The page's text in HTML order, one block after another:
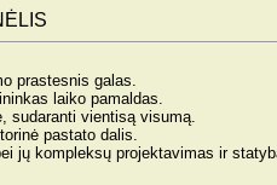
prastesnis galas.
laiko pamaldas.
sudaranti vientisą visumą.
pastato dalis.
jų kompleksų projektavimas ir